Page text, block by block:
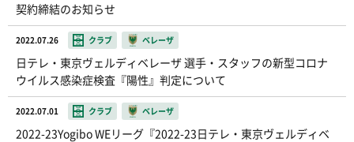
契約締結のお知らせ
2022.07.26 クラブ ベレーザ
日テレ・東京ヴェルディベレーザ 選手・スタッフの新型コロナ
ウイルス感染症検査『陽性』判定について
2022.07.01 クラブ ベレーザ
2022-23Yogibo WEリーグ『2022-23日テレ・東京ヴェルディベ